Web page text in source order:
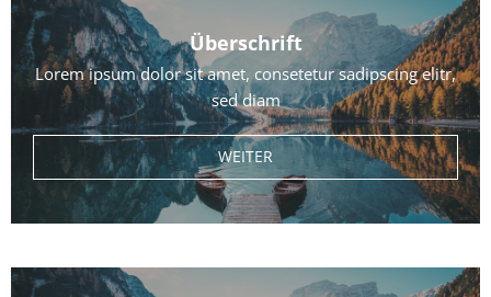
Überschrift
Lorem ipsum dolor sit amet, consetetur sadipscing elitr,
sed diam
WEITER